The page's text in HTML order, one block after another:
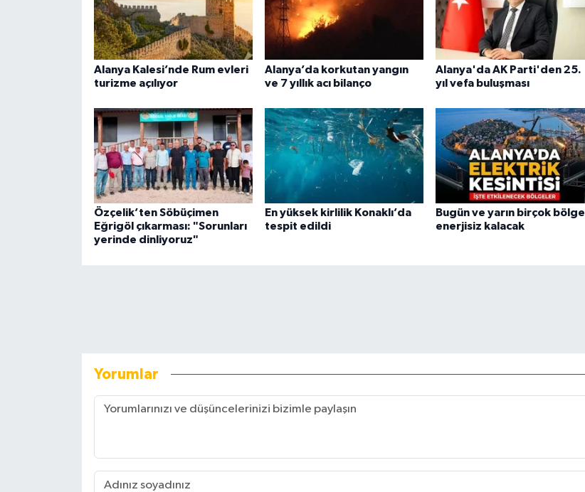
Alanya Kalesi’nde Rum evleri
turizme açılıyor
Alanya’da korkutan yangın
ve 7 yıllık acı bilanço
Alanya'da AK Parti'den 25.
yıl vefa buluşması
Özçelik’ten Söbüçimen
Eğrigöl çıkarması: "Sorunları
yerinde dinliyoruz"
En yüksek kirlilik Konaklı’da
tespit edildi
Bugün ve yarın birçok bölge
enerjisiz kalacak
Yorumlar